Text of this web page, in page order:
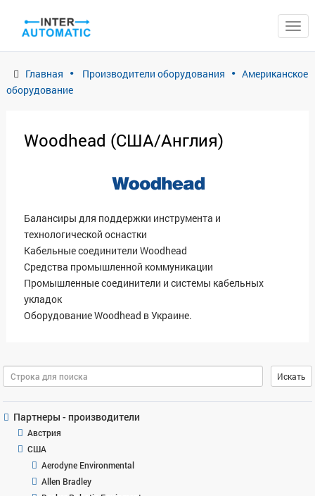
Главная Производители оборудования
Американское
оборудование
Woodhead (CША/Англия)
Балансиры для поддержки инструмента и
технологической оснастки
Кабельные соединители Woodhead
Средства промышленной коммуникации
Промышленные соединители и системы кабельных
укладок
Оборудование Woodhead в Украине.
Поиск
Искать
Партнеры - производители
Австрия
США
Aerodyne Environmental
Allen Bradley
ЗАКРЫТЬ